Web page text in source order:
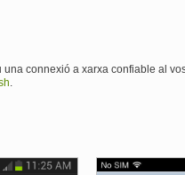
connexió a xarxa confiable al
.